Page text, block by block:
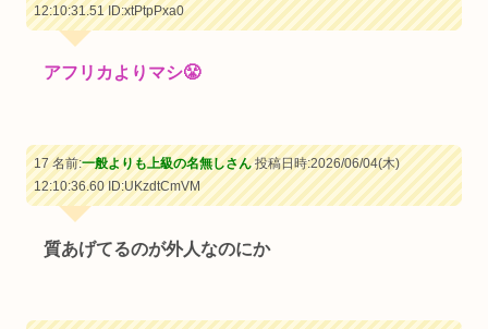
12:10:31.51ID:xtPtpPxa0
アフリカよりマシ😤
17 名前:一般よりも上級の名無しさん投稿日時:2026/06/04(木)
12:10:36.60ID:UKzdtCmVM
質あげてるのが外人なのにか